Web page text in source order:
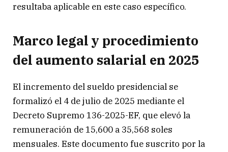
resultaba aplicable en este caso específico.
Marco legal y procedimiento
del aumento salarial en 2025
El incremento del sueldo presidencial se
formalizó el 4 de julio de 2025 mediante el
Decreto Supremo 136-2025-EF, que elevó la
remuneración de 15,600 a 35,568 soles
mensuales. Este documento fue suscrito por la